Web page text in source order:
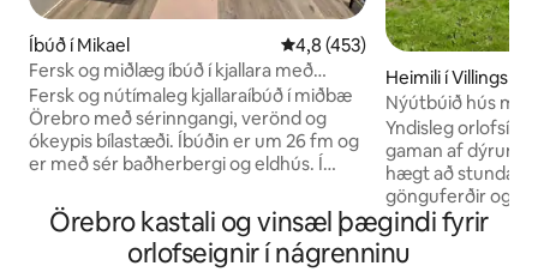
Íbúð í Mikael 4,8 af 5 í meðaleinkunn, 453
4,8 (453)
Fersk og miðlæg íbúð í kjallara með
verönd
Fersk og nútímaleg kjallaraíbúð í miðbæ
Örebro með sérinngangi, verönd og
ókeypis bílastæði. Íbúðin er um 26 fm og
er með sér baðherbergi og eldhús. Í
eldavél, Airfryer, kaffivél, katli og
brauðrist. Ókeypis þráðlaust net og
sjónvarpsskjár með chromecast.
Heimili í
Nýútbúið hús
árabát
Yndisleg
gaman af dýrum
hægt að stunda
gönguferðir og
fjölmörg
göngu- og
að einföldum
Örebro kastali og vinsæl þægindi fyrir
orlofseignir í nágrenninu